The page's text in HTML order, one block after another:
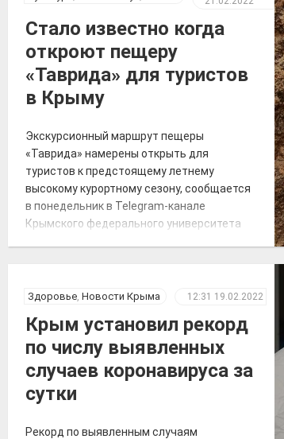
Стало известно когда
откроют пещеру
«Таврида» для туристов
в Крыму
Экскурсионный маршрут пещеры
«Таврида» намерены открыть для
туристов к предстоящему летнему
высокому курортному сезону, сообщается
в понедельник в Telegram-канале
Крымского федерального университета
говорится в сообщении. Также
будет полностью безопасным. За
возможным движением грунтов и камней
Здоровье, Новости Крыма 12:31 19.02.2022
Крым установил рекорд
по числу выявленных
случаев коронавируса за
сутки
Рекорд по выявленным случаям